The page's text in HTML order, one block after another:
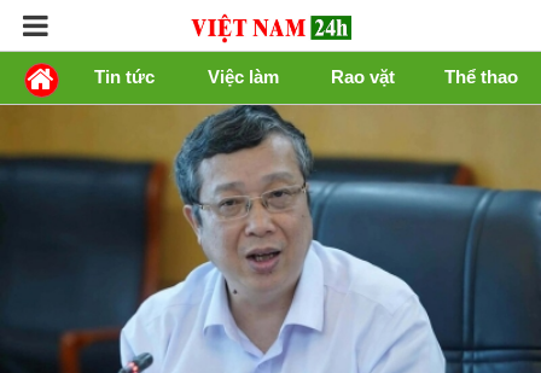
Tin tức Việc làm Rao vặt Thể thao